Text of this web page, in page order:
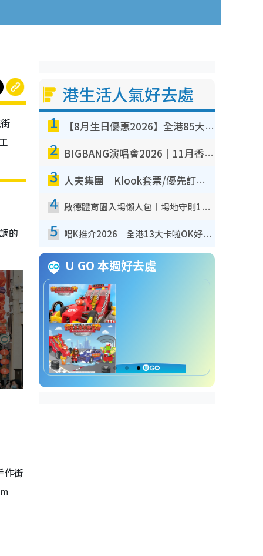
的
作街
港生活人氣好去處
1 【8月生日優惠2026】全港85大食買玩著數攻略 自助餐/火鍋放題同行免費＋誠品/DONKI送現金券
2 BIGBANG演唱會2026｜11月香港啟德開3場！實名制VIP申請、優先購票攻略
3 人夫集團｜Klook套票/優先訂票/公開發售搶飛攻略！附票價.購票連結.場地座位表
4 啟德體育園入場懶人包︱場地守則12違禁品不可進場准帶細水樽但全場禁樽蓋！應援牌有限制！
5 唱K推介2026︱全港13大卡啦OK好去處！最平$36起 日文K都有！(附地址+收費詳情)
U GO 本週好去處